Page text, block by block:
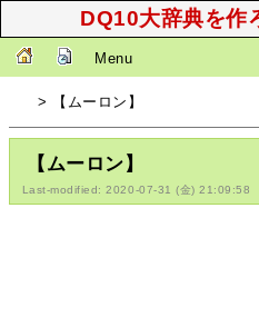
DQ10大辞典を作
Menu
> 【ムーロン】
【ムーロン】
Last-modified: 2020-07-31 (金) 21:09:58